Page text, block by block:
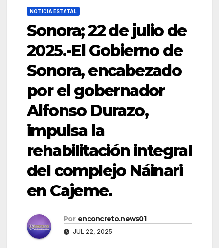
NOTICIA ESTATAL
Sonora; 22 de julio de
2025.-El Gobierno de
Sonora, encabezado
por el gobernador
Alfonso Durazo,
impulsa la
rehabilitación integral
del complejo Náinari
en Cajeme.
Por enconcreto.news01
JUL 22, 2025